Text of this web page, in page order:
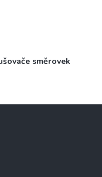
směrovek